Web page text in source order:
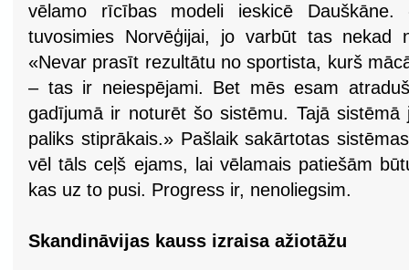
vēlamo rīcības modeli ieskicē
tuvosimies Norvēģijai, jo varbūt tas nekad
«Nevar prasīt rezultātu no sportista, kurš
– tas ir neiespējami. Bet mēs esam
gadījumā ir noturēt šo sistēmu. Tajā
paliks stiprākais.» Pašlaik sakārtotas
vēl tāls ceļš ejams, lai vēlamais patiešām
kas uz to pusi. Progress ir, nenoliegsim.
Skandināvijas kauss izraisa ažiotāžu